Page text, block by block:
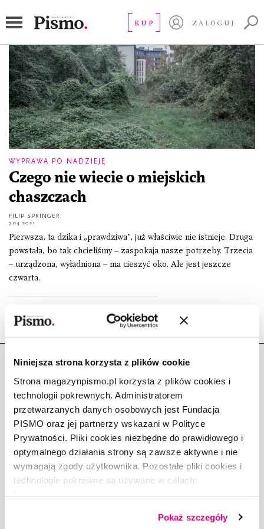
Niniejsza strona korzysta z plików cookie
Strona magazynpismo.pl korzysta z plików cookies i
technologii pokrewnych. Administratorem
przetwarzanych danych osobowych jest Fundacja
PISMO oraz jej partnerzy wskazani w Polityce
Prywatności. Pliki cookies niezbędne do prawidłowego i
optymalnego działania strony są zawsze aktywne i nie
wymagają zgody użytkownika. Pozostałe pliki cookies i
technologie pokrewne są używane w celach:
dobrowolną zgodę na pliki cookies i technologie
Pokaż szczegóły
KUP ZALOGUJ
WYPRAWA PO NADZIEJĘ
Czego nie wiecie o miejskich
chaszczach
FILIP SPRINGER
7.04.2021
Pierwsza, ta dzika i „prawdziwa”, już właściwie nie istnieje. Druga
powstała, bo tak chcieliśmy – zaspokaja nasze potrzeby. Trzecia
– urządzona, wyładniona – ma cieszyć oko. Ale jest jeszcze
czwarta.
Copyright © Fundacja Pismo
O „PIŚMIE”
ABOUT PISMO
FACT-CHECKING W „PIŚMIE”